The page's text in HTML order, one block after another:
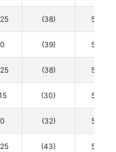
(38) 5
0 (39) 5
(38) 5
(30) 5
0 (32) 5
(43) 5